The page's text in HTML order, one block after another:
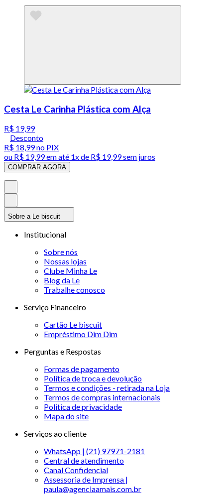
Cesta Le Carinha Plástica com Alça
R$ 19,99
Desconto
R$ 18,99no PIX
ou R$ 19,99em até 1x de R$ 19,99sem juros
COMPRAR AGORA
Sobre a Le biscuit
Institucional
Sobre nós
Nossas lojas
Clube Minha Le
Blog da Le
Trabalhe conosco
Serviço Financeiro
Cartão Le biscuit
Empréstimo Dim Dim
Perguntas e Respostas
Formas de pagamento
Política de troca e devolução
Termos e condições - retirada na Loja
Termos de compras internacionais
Politica de privacidade
Mapa do site
Serviços ao cliente
WhatsApp | (21) 97971-2181
Central de atendimento
Canal Confidencial
Assessoria de Imprensa |
paula@agenciaamais.com.br